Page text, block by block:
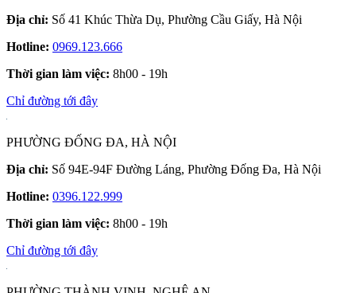
Địa chỉ: Số 41 Khúc Thừa Dụ, Phường Cầu Giấy, Hà Nội
Hotline: 0969.123.666
Thời gian làm việc: 8h00 - 19h
Chỉ đường tới đây
PHƯỜNG ĐỐNG ĐA, HÀ NỘI
Địa chỉ: Số 94E-94F Đường Láng, Phường Đống Đa, Hà Nội
Hotline: 0396.122.999
Thời gian làm việc: 8h00 - 19h
Chỉ đường tới đây